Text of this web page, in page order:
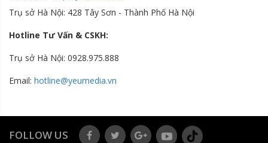
Trụ sở Hà Nội: 428 Tây Sơn - Thành Phố Hà Nội
Hotline Tư Vấn & CSKH:
Trụ sở Hà Nội: 0928.975.888
Email: hotline@yeumedia.vn
FOLLOW US